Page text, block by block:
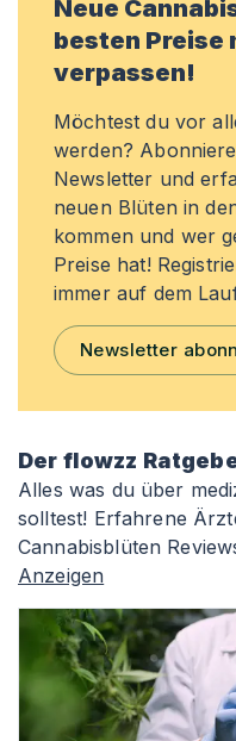
Neue
besten Preise
verpassen!
Möchtest du vor
werden?
Newsletter und
neuen Blüten in
kommen und wer
Preise hat!
immer auf dem
Newsletter
Der flowzz
Alles was du über
solltest! Erfahrene
Cannabisblüten
Anzeigen